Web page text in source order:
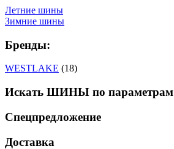
Летние шины
Зимние шины
Бренды:
WESTLAKE (18)
Искать ШИНЫ по параметрам
Спецпредложение
Доставка